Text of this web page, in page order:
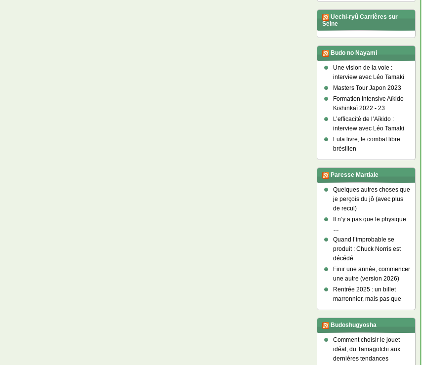
Uechi-ryû Carrières sur
Seine
Budo no Nayami
Une vision de la voie :
interview avec Léo Tamaki
Masters Tour Japon 2023
Formation Intensive Aïkido
Kishinkaï 2022 - 23
L’efficacité de l’Aïkido :
interview avec Léo Tamaki
Luta livre, le combat libre
brésilien
Paresse Martiale
Quelques autres choses que
je perçois du jô (avec plus
de recul)
Il n’y a pas que le physique
…
Quand l’improbable se
produit : Chuck Norris est
décédé
Finir une année, commencer
une autre (version 2026)
Rentrée 2025 : un billet
marronnier, mais pas que
Budoshugyosha
Comment choisir le jouet
idéal, du Tamagotchi aux
dernières tendances